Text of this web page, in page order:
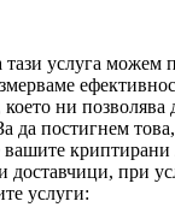
услуга можем
ни позволява
да постигнем
доставчици, при
услуги: